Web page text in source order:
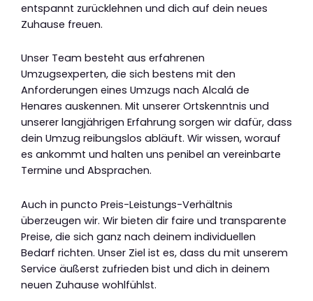
entspannt zurücklehnen und dich auf dein neues
Zuhause freuen.
Unser Team besteht aus erfahrenen
Umzugsexperten, die sich bestens mit den
Anforderungen eines Umzugs nach Alcalá de
Henares auskennen. Mit unserer Ortskenntnis und
unserer langjährigen Erfahrung sorgen wir dafür, dass
dein Umzug reibungslos abläuft. Wir wissen, worauf
es ankommt und halten uns penibel an vereinbarte
Termine und Absprachen.
Auch in puncto Preis-Leistungs-Verhältnis
überzeugen wir. Wir bieten dir faire und transparente
Preise, die sich ganz nach deinem individuellen
Bedarf richten. Unser Ziel ist es, dass du mit unserem
Service äußerst zufrieden bist und dich in deinem
neuen Zuhause wohlfühlst.